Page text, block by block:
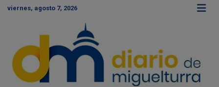
viernes, agosto 7, 2026